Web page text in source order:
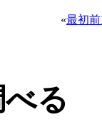
«最初前
る